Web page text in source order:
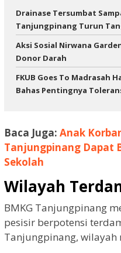
Drainase Tersumbat
Tanjungpinang Turun
Aksi Sosial Nirwana
Donor Darah
FKUB Goes To Madrasah
Bahas Pentingnya
Baca Juga: Anak
Tanjungpinang Dapat
Sekolah
Wilayah
BMKG Tanjungpinang
pesisir berpotensi
Tanjungpinang,